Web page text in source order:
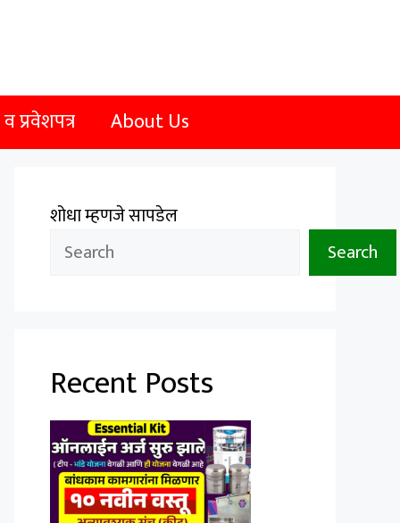
प्रवेशपत्र About Us
शोधा म्हणजे सापडेल
Search
Recent Posts